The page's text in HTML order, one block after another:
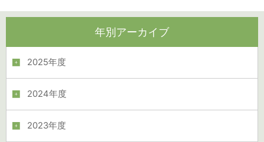
年別アーカイブ
2025年度
2024年度
2023年度